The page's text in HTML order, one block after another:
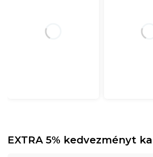
EXTRA 5% kedvezményt